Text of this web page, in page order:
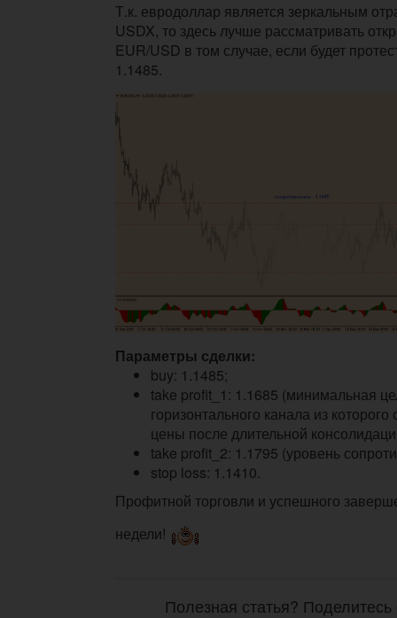
Т.к. евродоллар является зеркальным
USDX, то здесь лучше рассматривать
EUR/USD в том случае, если будет
1.1485.
Параметры сделки:
buy: 1.1485;
take profit_1: 1.1685 (минимальная
горизонтального канала из
цены после длительной
take profit_2: 1.1795 (уровень
stop loss: 1.1410.
Профитной торговли и успешного
недели!
Полезная статья?